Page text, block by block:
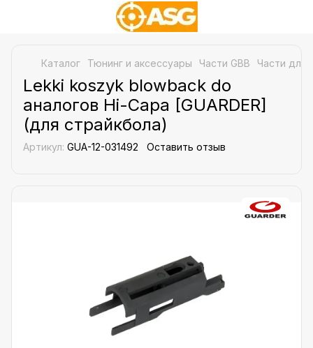
Каталог Тюнинг и аксессуары Части GBB Части для
Lekki koszyk blowback do
аналогов Hi-Capa [GUARDER]
(для страйкбола)
Артикул: GUA-12-031492 Оставить отзыв